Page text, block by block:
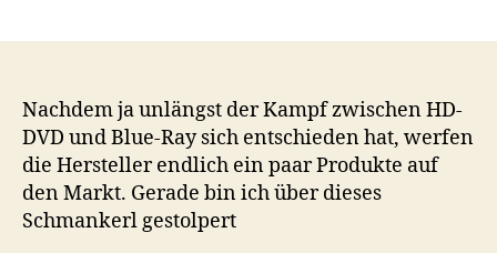
Nachdem ja unlängst der Kampf zwischen HD-
DVD und Blue-Ray sich entschieden hat, werfen
die Hersteller endlich ein paar Produkte auf
den Markt. Gerade bin ich über dieses
Schmankerl gestolpert